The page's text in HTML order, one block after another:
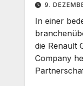
9.
In einer
die Renault
Company